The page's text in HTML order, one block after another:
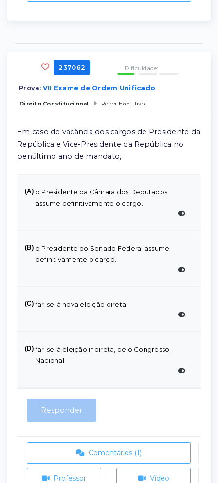
237062 Dificuldade:
Prova: VII Exame de Ordem Unificado
Direito Constitucional Poder Executivo
Em caso de vacância dos cargos de Presidente da
República e Vice-Presidente da República no
penúltimo ano de mandato,
(A) o Presidente da Câmara dos Deputados
assume definitivamente o cargo.
(B) o Presidente do Senado Federal assume
definitivamente o cargo.
(C) far-se-á nova eleição direta.
(D) far-se-á eleição indireta, pelo Congresso
Nacional.
Responder
Comentários (1)
Professor Vídeo